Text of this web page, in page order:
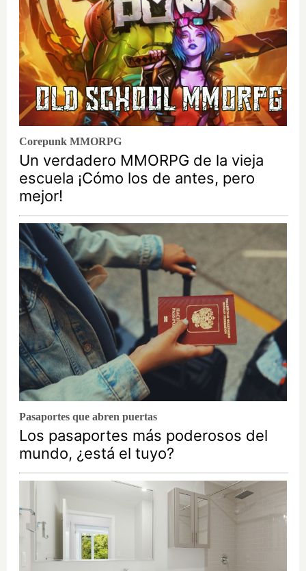
Corepunk MMORPG
Un verdadero MMORPG de la vieja
escuela ¡Cómo los de antes, pero
mejor!
Pasaportes que abren puertas
Los pasaportes más poderosos del
mundo, ¿está el tuyo?